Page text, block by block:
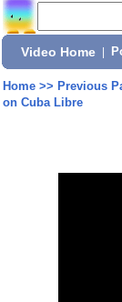
Video Home
Home>> Previous
on Cuba Libre